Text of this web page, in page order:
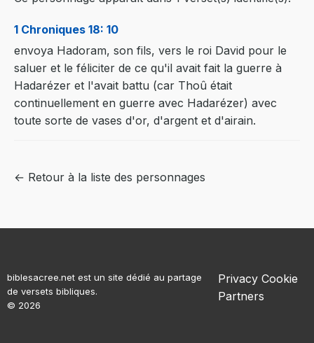
1 Chroniques 18: 10
envoya Hadoram, son fils, vers le roi David pour le
saluer et le féliciter de ce qu'il avait fait la guerre à
Hadarézer et l'avait battu (car Thoû était
continuellement en guerre avec Hadarézer) avec
toute sorte de vases d'or, d'argent et d'airain.
← Retour à la liste des personnages
biblesacree.net est un site dédié au partage
de versets bibliques.
© 2026
Privacy Cookie
Partners